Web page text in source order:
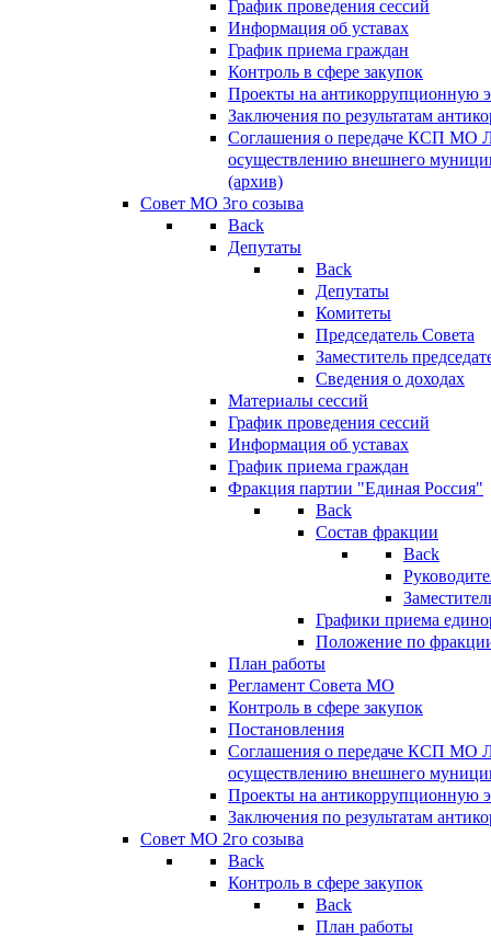
График проведения сессий
Информация об уставах
График приема граждан
Контроль в сфере закупок
Проекты на антикоррупционную
Заключения по результатам
Соглашения о передаче КСП МО
осуществлению внешнего
(архив)
Совет МО 3го созыва
Back
Депутаты
Back
Депутаты
Комитеты
Председатель Совета
Заместитель
Сведения о доходах
Материалы сессий
График проведения сессий
Информация об уставах
График приема граждан
Фракция партии "Единая Россия"
Back
Состав фракции
Back
Графики приема
Положение по
План работы
Регламент Совета МО
Контроль в сфере закупок
Постановления
Соглашения о передаче КСП МО
осуществлению внешнего
Проекты на антикоррупционную
Заключения по результатам
Совет МО 2го созыва
Back
Контроль в сфере закупок
Back
План работы